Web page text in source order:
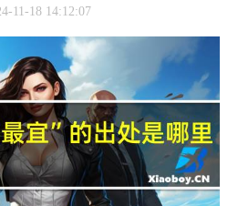
11-18 14:12:07